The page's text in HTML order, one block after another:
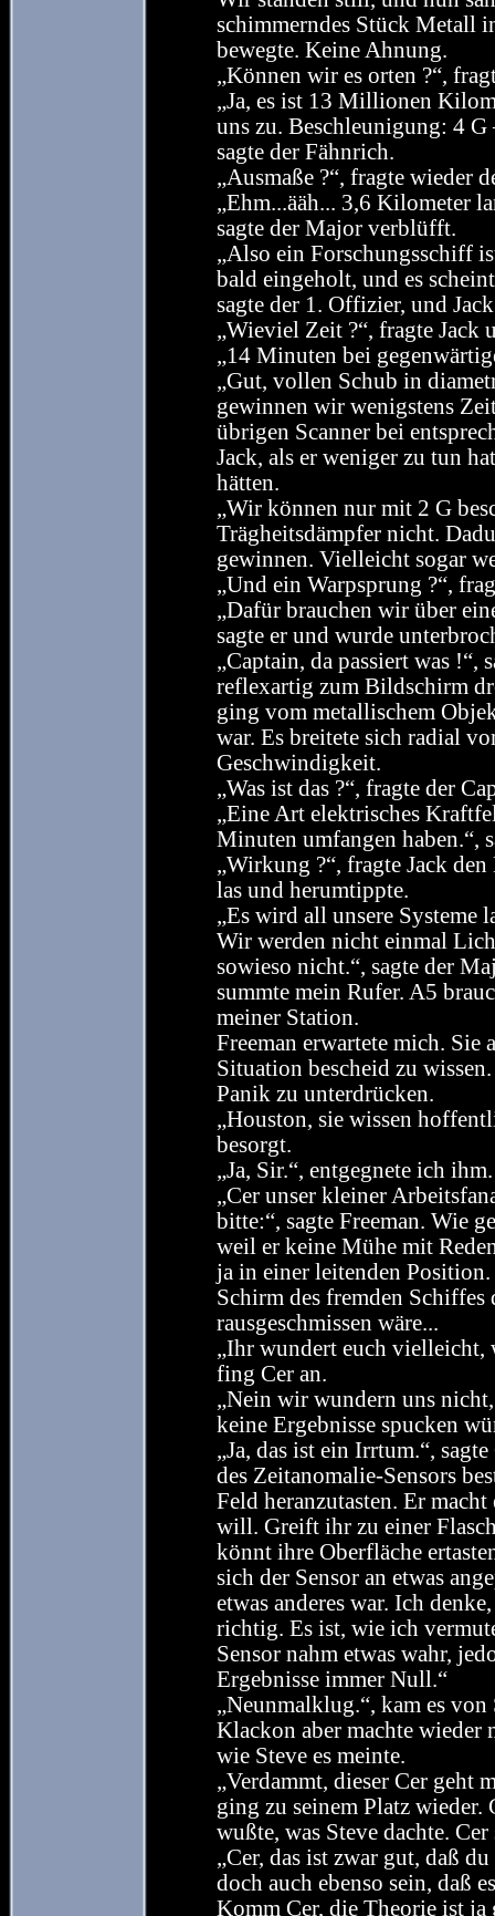
schimmerndes Stück Metall
bewegte. Keine Ahnung.
„Können wir es orten ?“,
„Ja, es ist 13 Millionen
uns zu. Beschleunigung: 4
sagte der Fähnrich.
„Ausmaße ?“, fragte wieder
„Ehm...ääh... 3,6 Kilometer
sagte der Major verblüfft.
„Also ein Forschungsschiff
bald eingeholt, und es
sagte der 1. Offizier, und
„Wieviel Zeit ?“, fragte Jack
„14 Minuten bei
„Gut, vollen Schub in
gewinnen wir wenigstens
übrigen Scanner bei
Jack, als er weniger zu tun
hätten.
„Wir können nur mit 2 G
Trägheitsdämpfer nicht.
gewinnen. Vielleicht sogar
„Und ein Warpsprung ?“,
„Dafür brauchen wir über
sagte er und wurde
„Captain, da passiert was
reflexartig zum Bildschirm
ging vom metallischem
war. Es breitete sich radial
Geschwindigkeit.
„Was ist das ?“, fragte der
„Eine Art elektrisches
Minuten umfangen haben.“,
„Wirkung ?“, fragte Jack
las und herumtippte.
„Es wird all unsere Systeme
Wir werden nicht einmal
sowieso nicht.“, sagte der
summte mein Rufer. A5
meiner Station.
Freeman erwartete mich. Sie
Situation bescheid zu
Panik zu unterdrücken.
„Houston, sie wissen
besorgt.
„Ja, Sir.“, entgegnete ich ihm.
„Cer unser kleiner
bitte:“, sagte Freeman. Wie
weil er keine Mühe mit
ja in einer leitenden
Schirm des fremden
rausgeschmissen wäre...
„Ihr wundert euch vielleicht,
fing Cer an.
„Nein wir wundern uns
keine Ergebnisse spucken
„Ja, das ist ein Irrtum.“,
des Zeitanomalie-Sensors
Feld heranzutasten. Er
will. Greift ihr zu einer
könnt ihre Oberfläche
sich der Sensor an etwas
etwas anderes war. Ich
richtig. Es ist, wie ich
Sensor nahm etwas wahr,
Ergebnisse immer Null.“
„Neunmalklug.“, kam es
Klackon aber machte wieder
wie Steve es meinte.
„Verdammt, dieser Cer geht
ging zu seinem Platz
wußte, was Steve dachte.
„Cer, das ist zwar gut, daß
doch auch ebenso sein, daß
Komm Cer, die Theorie ist ja